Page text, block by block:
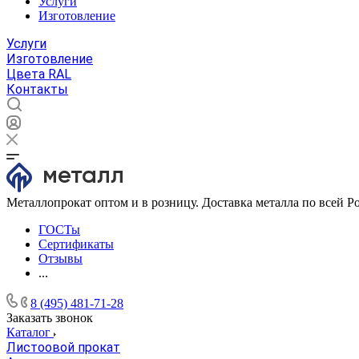
Изготовление
Услуги
Изготовление
Цвета RAL
Контакты
Металлопрокат оптом и в розницу. Доставка металла по всей
ГОСТы
Сертификаты
Отзывы
...
8 (495) 481-71-28
Заказать звонок
Каталог
Листоовой прокат